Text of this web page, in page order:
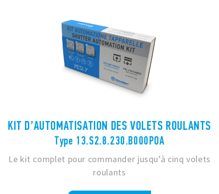
KIT D’AUTOMATISATION DES VOLETS ROULANTS
Type 13.S2.8.230.B000POA
Le kit complet pour commander jusqu’à cinq volets
roulants